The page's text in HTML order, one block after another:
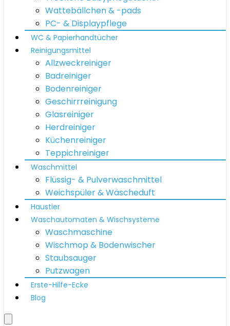
Wattebällchen & -pads
PC- & Displaypflege
WC & Papierhandtücher
Reinigungsmittel
Allzweckreiniger
Badreiniger
Bodenreiniger
Geschirrreinigung
Glasreiniger
Herdreiniger
Küchenreiniger
Teppichreiniger
Waschmittel
Flüssig- & Pulverwaschmittel
Weichspüler & Wäscheduft
Haustier
Waschautomaten & Wischsysteme
Waschmaschine
Wischmop & Bodenwischer
Staubsauger
Putzwagen
Erste-Hilfe-Ecke
Blog